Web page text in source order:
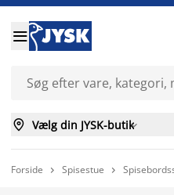

 Vælg din JYSK-butik
Forside  Spisestue 